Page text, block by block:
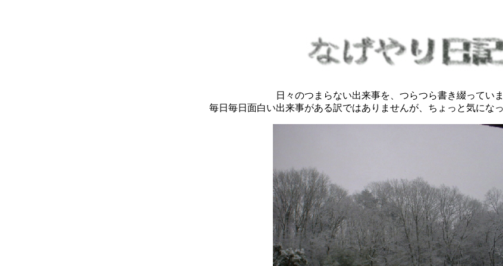
日々のつまらない出来事を、つらつら書き綴っていま
毎日毎日面白い出来事がある訳ではありませんが、ちょっと気にな